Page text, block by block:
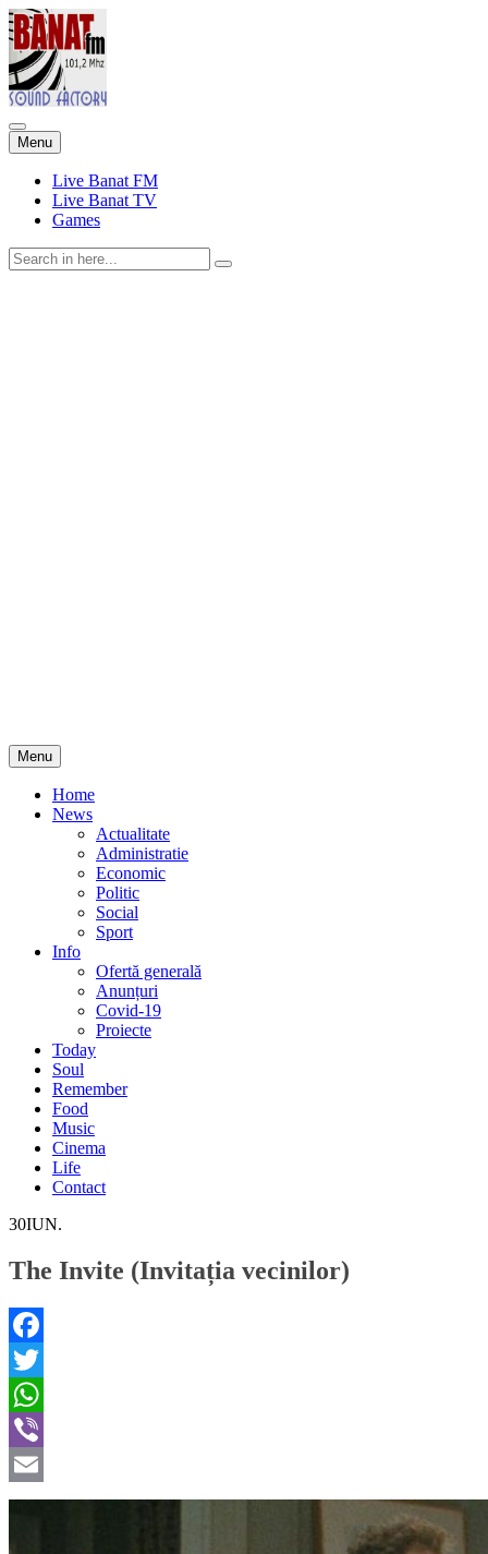
Menu Skip
to
content
Live Banat FM
Live Banat TV
Games
Search
for:
Menu Skip
to
content
Home
News
Actualitate
Administratie
Economic
Politic
Social
Sport
Info
Ofertă generală
Anunțuri
Covid-19
Proiecte
Today
Soul
Remember
Food
Music
Cinema
Life
Contact
30IUN.
The Invite (Invitația vecinilor)
Facebook
Twitter
WhatsApp
Viber
Email